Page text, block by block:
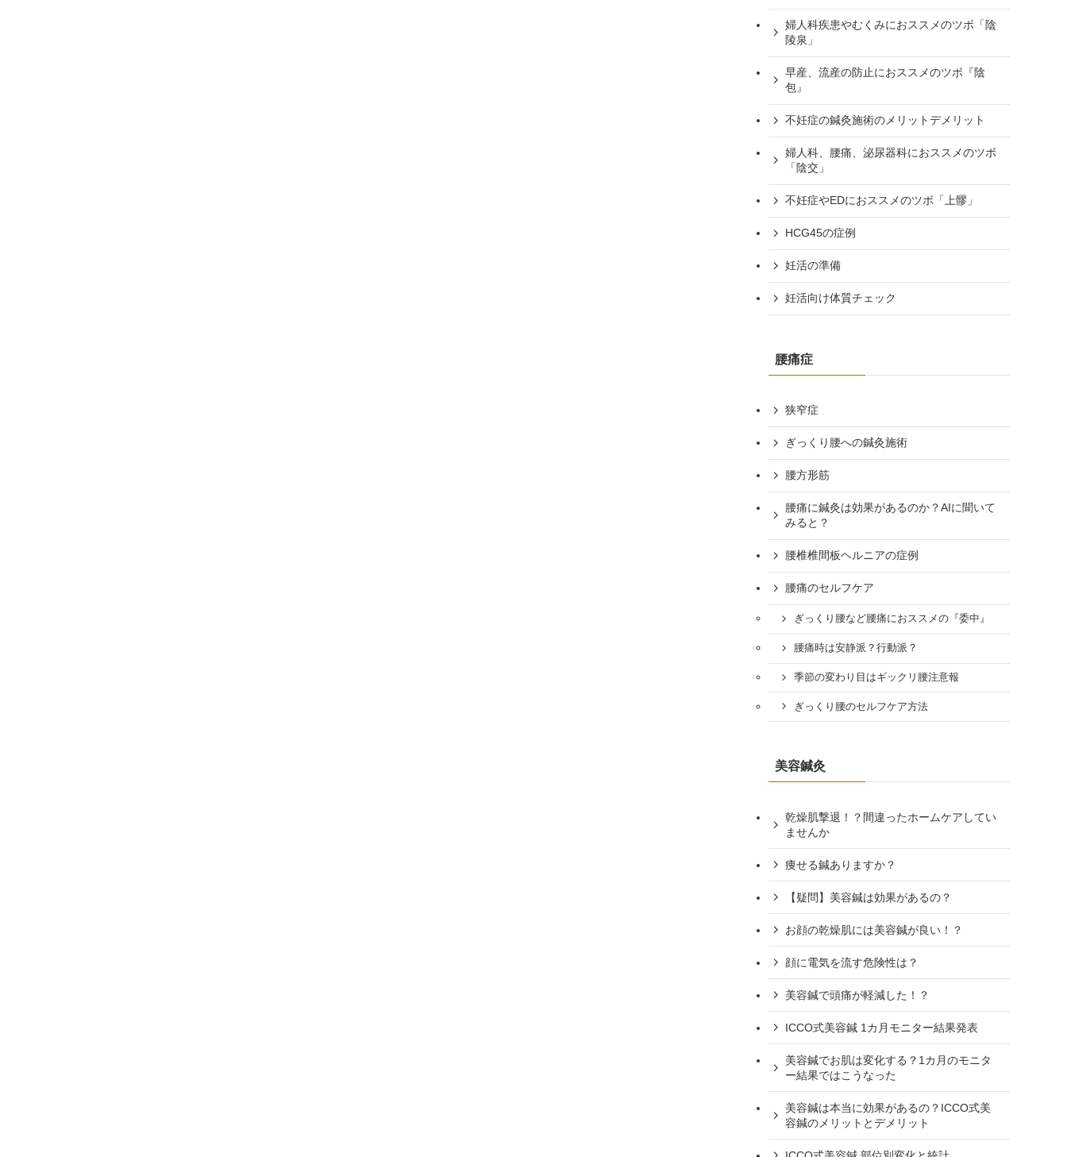
婦人科疾患やむくみにおススメのツボ「陰
陵泉」
早産、流産の防止におススメのツボ『陰
包』
不妊症の鍼灸施術のメリットデメリット
婦人科、腰痛、泌尿器科におススメのツボ
「陰交」
不妊症やEDにおススメのツボ「上髎」
HCG45の症例
妊活の準備
妊活向け体質チェック
腰痛症
狭窄症
ぎっくり腰への鍼灸施術
腰方形筋
腰痛に鍼灸は効果があるのか？AIに聞いて
みると？
腰椎椎間板ヘルニアの症例
腰痛のセルフケア
ぎっくり腰など腰痛におススメの『委中』
腰痛時は安静派？行動派？
季節の変わり目はギックリ腰注意報
ぎっくり腰のセルフケア方法
美容鍼灸
乾燥肌撃退！？間違ったホームケアしてい
ませんか
痩せる鍼ありますか？
【疑問】美容鍼は効果があるの？
お顔の乾燥肌には美容鍼が良い！？
顔に電気を流す危険性は？
美容鍼で頭痛が軽減した！？
ICCO式美容鍼 1カ月モニター結果発表
美容鍼でお肌は変化する？1カ月のモニタ
ー結果ではこうなった
美容鍼は本当に効果があるの？ICCO式美
容鍼のメリットとデメリット